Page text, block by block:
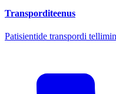
Transporditeenus
Patisientide transpordi